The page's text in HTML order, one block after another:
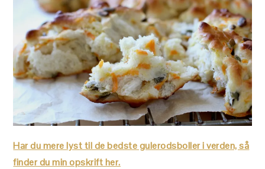
Har du mere lyst til de bedste gulerodsboller i verden, så
finder du min opskrift her.